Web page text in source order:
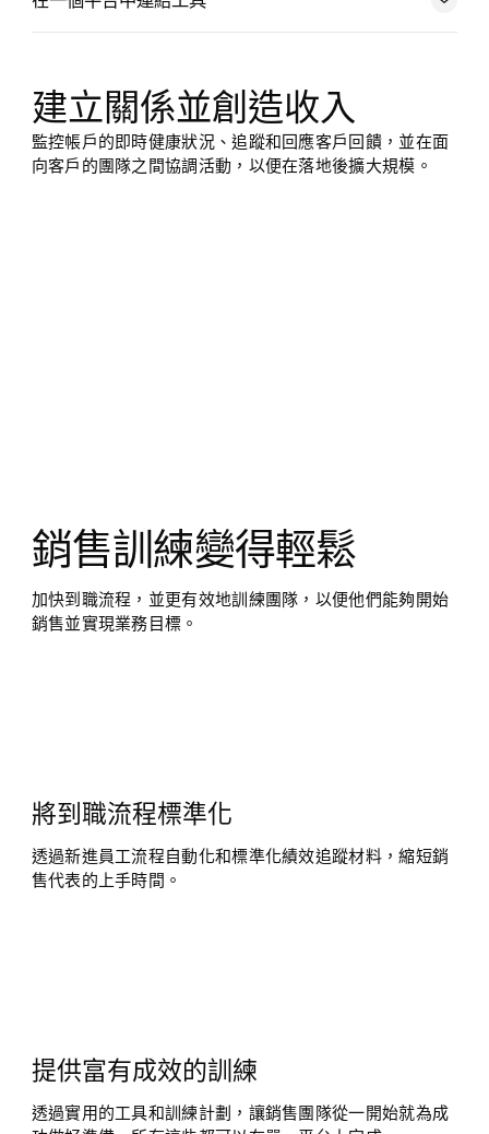
連結您最喜愛的設計工具
建立關係並創造收入
監控帳戶的即時健康狀況、追蹤和回應客戶回饋，並在面
向客戶的團隊之間協調活動，以便在落地後擴大規模。
銷售訓練變得輕鬆
加快到職流程，並更有效地訓練團隊，以便他們能夠開始
銷售並實現業務目標。
將到職流程標準化
透過新進員工流程自動化和標準化績效追蹤材料，縮短銷
售代表的上手時間。
提供富有成效的訓練
透過實用的工具和訓練計劃，讓銷售團隊從一開始就為成